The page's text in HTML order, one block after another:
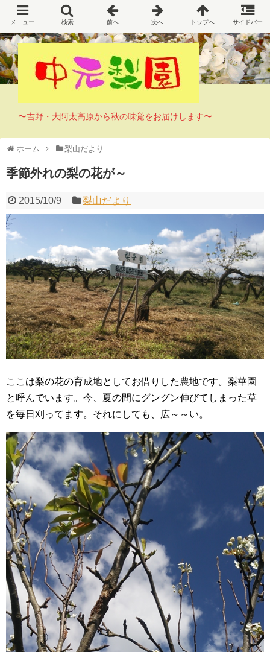
〜吉野・大阿太高原から秋の味覚をお届けします〜
ホーム 梨山だより
季節外れの梨の花が～
2015/10/9 梨山だより
ここは梨の花の育成地としてお借りした農地です。梨華園
と呼んでいます。今、夏の間にグングン伸びてしまった草
を毎日刈ってます。それにしても、広～～い。